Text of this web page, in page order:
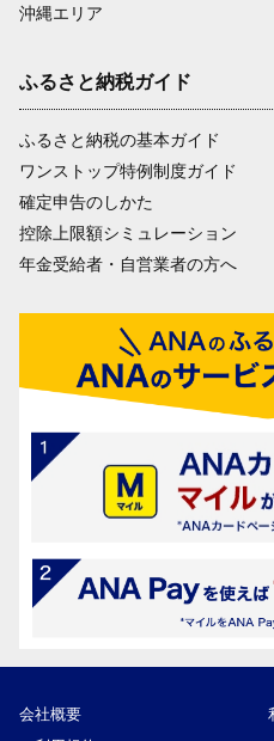
沖縄エリア
ふるさと納税ガイド
ふるさと納税の基本ガイド
ワンストップ特例制度ガイド
確定申告のしかた
控除上限額シミュレーション
年金受給者・自営業者の方へ
会社概要